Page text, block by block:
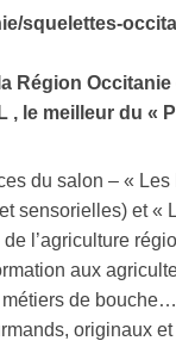
Région
le meilleur du «
du salon – « Les
sensorielles) et «
l’agriculture
aux
de bouche…
originaux et